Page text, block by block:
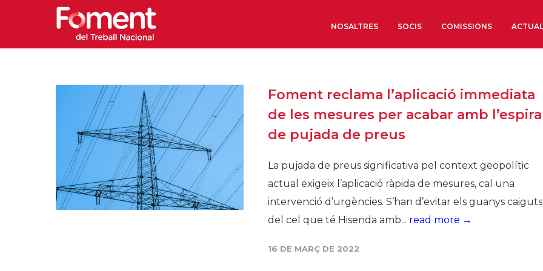
NOSALTRES
Òrgans de Govern
Òrgans Consultius
Econòmics i Socials
Organitzacions
Organitzacions
SOCIS COMISSIONS
Foment reclama l’aplicació immediata
de les mesures per acabar amb l’espiral
de pujada de preus
La pujada de preus significativa pel context geopolític
actual exigeix l’aplicació ràpida de mesures, cal una
intervenció d’urgències. S’han d’evitar els guanys caiguts
del cel que té Hisenda amb... read more →
16 DE MARÇ DE 2022